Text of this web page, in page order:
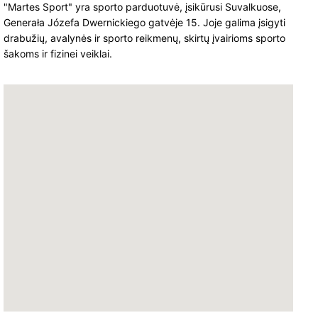
"Martes Sport" yra sporto parduotuvė, įsikūrusi Suvalkuose,
Generała Józefa Dwernickiego gatvėje 15. Joje galima įsigyti
drabužių, avalynės ir sporto reikmenų, skirtų įvairioms sporto
šakoms ir fizinei veiklai.